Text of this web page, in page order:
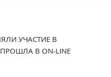
УЧАСТИЕ В
В ON-LINE